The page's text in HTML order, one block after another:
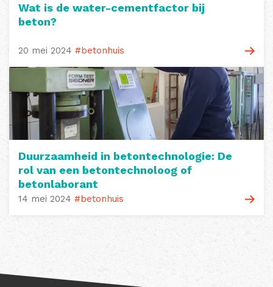
Wat is de water-cementfactor bij
beton?
20 mei 2024 #betonhuis
Duurzaamheid in betontechnologie: De
rol van een betontechnoloog of
betonlaborant
14 mei 2024 #betonhuis